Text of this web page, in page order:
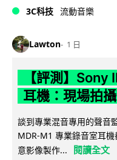
3C科技 流動音樂
Lawton 1 日
【評測】
耳機：現場拍
談到專業混音專用的聲音
MDR-M1 專業錄音室耳
意影像製作...
閱讀全文